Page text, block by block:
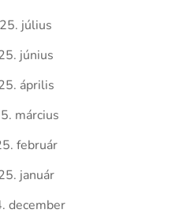
július
június
április
március
február
január
december